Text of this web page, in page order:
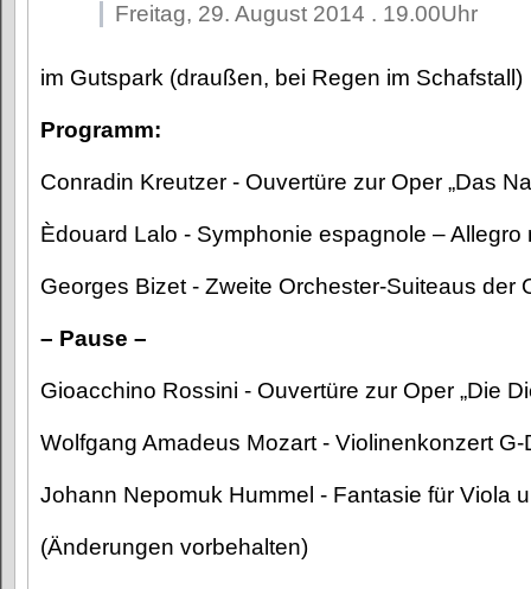
Freitag, 29. August 2014 . 19.00Uhr
im Gutspark (draußen, bei Regen im Schafstall)
Programm:
Conradin Kreutzer - Ouvertüre zur Oper „Das
Èdouard Lalo - Symphonie espagnole – Allegro
Georges Bizet - Zweite Orchester-Suiteaus der
– Pause –
Gioacchino Rossini - Ouvertüre zur Oper „Die
Wolfgang Amadeus Mozart - Violinenkonzert G-
Johann Nepomuk Hummel - Fantasie für Viola
(Änderungen vorbehalten)